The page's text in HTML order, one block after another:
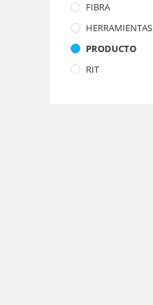
FIBRA
HERRAMIENTAS
PRODUCTO
RIT